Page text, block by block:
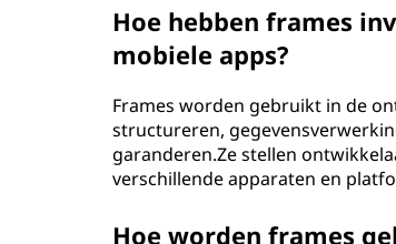
Hoe hebben frames
mobiele apps?
Frames worden gebruikt in de
structureren,
garanderen.Ze stellen
verschillende apparaten en
Hoe worden frames